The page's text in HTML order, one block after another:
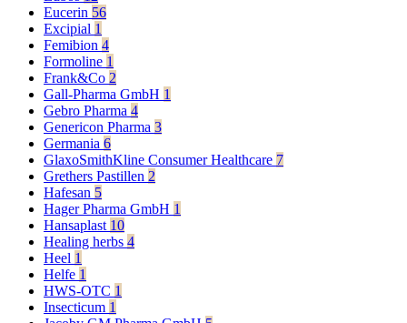
Eucerin 56
Excipial 1
Femibion 4
Formoline 1
Frank&Co 2
Gall-Pharma GmbH 1
Gebro Pharma 4
Genericon Pharma 3
Germania 6
GlaxoSmithKline Consumer Healthcare 7
Grethers Pastillen 2
Hafesan 5
Hager Pharma GmbH 1
Hansaplast 10
Healing herbs 4
Heel 1
Helfe 1
HWS-OTC 1
Insecticum 1